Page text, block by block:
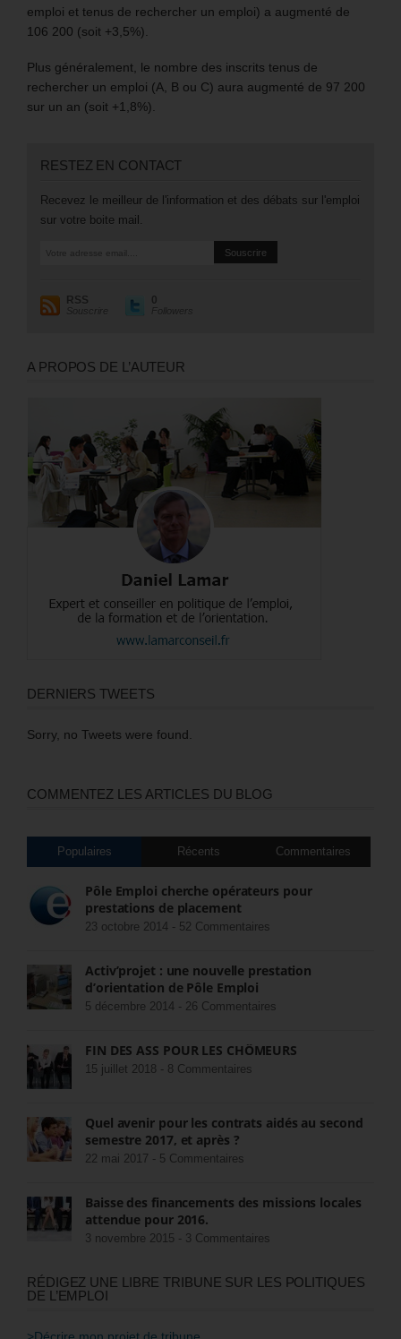
emploi et tenus de rechercher un emploi) a augmenté de
106 200 (soit +3,5%).
Plus généralement, le nombre des inscrits tenus de
rechercher un emploi (A, B ou C) aura augmenté de 97 200
sur un an (soit +1,8%).
RESTEZ EN CONTACT
Recevez le meilleur de l'information et des débats sur l'emploi
sur votre boite mail.
RSS
Souscrire
0
Followers
A PROPOS DE L’AUTEUR
DERNIERS TWEETS
Sorry, no Tweets were found.
COMMENTEZ LES ARTICLES DU BLOG
Populaires Récents Commentaires
Pôle Emploi cherche opérateurs pour
prestations de placement
23 octobre 2014 - 52 Commentaires
Activ’projet : une nouvelle prestation
d’orientation de Pôle Emploi
5 décembre 2014 - 26 Commentaires
FIN DES ASS POUR LES CHÔMEURS
15 juillet 2018 - 8 Commentaires
Quel avenir pour les contrats aidés au second
semestre 2017, et après ?
22 mai 2017 - 5 Commentaires
Baisse des financements des missions locales
attendue pour 2016.
3 novembre 2015 - 3 Commentaires
RÉDIGEZ UNE LIBRE TRIBUNE SUR LES POLITIQUES
DE L’EMPLOI